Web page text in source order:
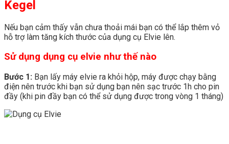
Kegel
Nếu bạn cảm thấy vẫn chưa thoải mái bạn có thể lắp thêm vỏ
hỗ trợ làm tăng kích thước của dụng cụ Elvie lên.
Sử dụng dụng cụ elvie như thế nào
Bước 1: Bạn lấy máy elvie ra khỏi hộp, máy được chạy bằng
điện nên trước khi bạn sử dụng bạn nên sạc trước 1h cho pin
đầy (khi pin đầy bạn có thể sử dụng được trong vòng 1 tháng)